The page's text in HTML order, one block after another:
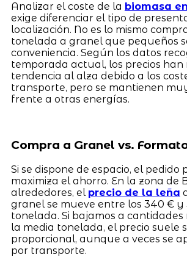
Analizar el coste de la biomasa
exige diferenciar el tipo de
localización. No es lo mismo
tonelada a granel que pequeños
conveniencia. Según los datos
temporada actual, los precios
tendencia al alza debido a los
transporte, pero se mantienen
frente a otras energías.
Compra a Granel vs.
Si se dispone de espacio, el pedido
maximiza el ahorro. En la zona de
alrededores, el precio de la leña
granel se mueve entre los 340 € y
tonelada. Si bajamos a cantidades
la media tonelada, el precio suele
proporcional, aunque a veces se
por transporte.